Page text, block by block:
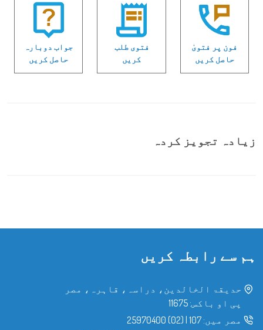
فون پر فتویٰ
حاصل کریں
فتوی طلب
کریں
جواب دوبارہ
حاصل کریں
زیادہ تجویز کردہ
ہم سے رابطہ کریں
حدیقۃ الخالدین، دراسہ، قاہرہ، مصر
پی او باکس: 11675
مصر میں: 107
|
(02) 25970400